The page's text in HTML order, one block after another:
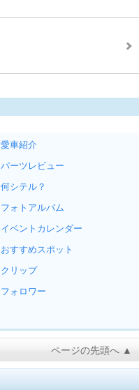
愛車紹介
パーツレビュー
何シテル？
フォトアルバム
イベントカレンダー
おすすめスポット
クリップ
フォロワー
ページの先頭へ ▲